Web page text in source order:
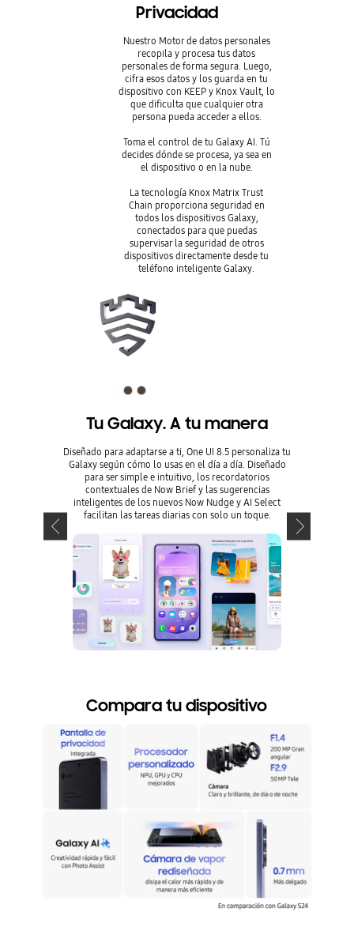
Privacidad
Nuestro Motor de datos personales
recopila y procesa tus datos
personales de forma segura. Luego,
cifra esos datos y los guarda en tu
dispositivo con KEEP y Knox Vault, lo
que dificulta que cualquier otra
persona pueda acceder a ellos.
Toma el control de tu Galaxy AI. Tú
decides dónde se procesa, ya sea en
el dispositivo o en la nube.
La tecnología Knox Matrix Trust
Chain proporciona seguridad en
todos los dispositivos Galaxy,
conectados para que puedas
supervisar la seguridad de otros
dispositivos directamente desde tu
teléfono inteligente Galaxy.
Tu Galaxy. A tu manera
Diseñado para adaptarse a ti, One UI 8.5 personaliza tu
Galaxy según cómo lo usas en el día a día. Diseñado
para ser simple e intuitivo, los recordatorios
contextuales de Now Brief y las sugerencias
inteligentes de los nuevos Now Nudge y AI Select
facilitan las tareas diarias con solo un toque.
Compara tu dispositivo